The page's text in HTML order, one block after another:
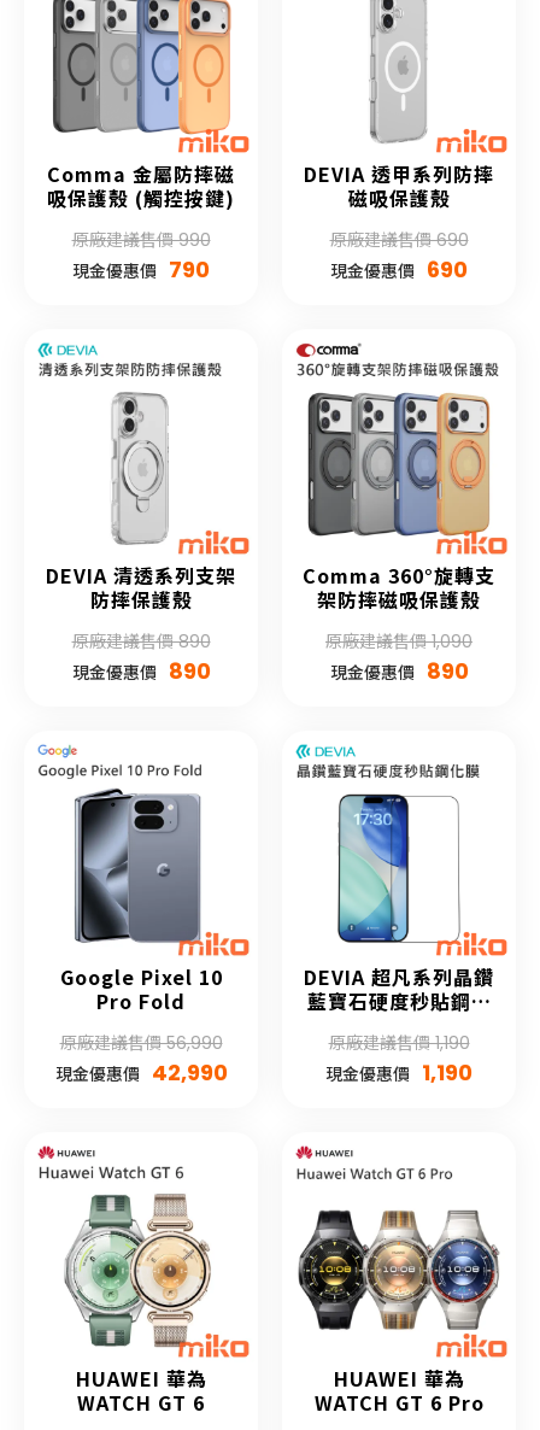
Comma 金屬防摔磁
吸保護殼 (觸控按鍵)
原廠建議售價 990
現金優惠價 790
DEVIA 透甲系列防摔
磁吸保護殼
原廠建議售價 690
現金優惠價 690
DEVIA 清透系列支架
防摔保護殼
原廠建議售價 890
現金優惠價 890
Comma 360°旋轉支
架防摔磁吸保護殼
原廠建議售價 1,090
現金優惠價 890
Google Pixel 10
Pro Fold
原廠建議售價 56,990
現金優惠價 42,990
DEVIA 超凡系列晶鑽
藍寶石硬度秒貼鋼化
原廠建議售價 1,190
現金優惠價 1,190
HUAWEI 華為
WATCH GT 6
HUAWEI 華為
WATCH GT 6 Pro